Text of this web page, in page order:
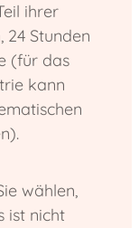
ihrer
24 Stunden
(für das
kann
wählen,
ist nicht